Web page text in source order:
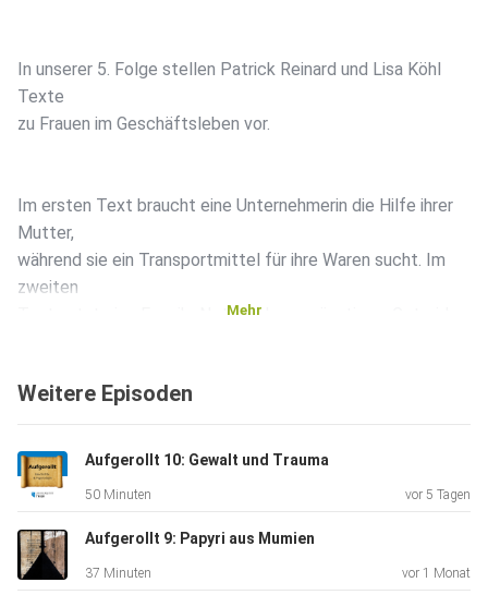
In unserer 5. Folge stellen Patrick Reinard und Lisa Köhl
Texte
zu Frauen im Geschäftsleben vor.
Im ersten Text braucht eine Unternehmerin die Hilfe ihrer
Mutter,
während sie ein Transportmittel für ihre Waren sucht. Im
zweiten
Text nutzt eine Frau ihr Netzwerk, um günstig an Getreide
#Antike #Ägypten #Papyrologie #Frauen #Geschichte
Feedback gerne an aufgerollt@uni-trier.de oder bei
Instagram:
Mehr
Weitere Episoden
Aufgerollt 10: Gewalt und Trauma
50 Minuten vor 5 Tagen
Aufgerollt 9: Papyri aus Mumien
37 Minuten vor 1 Monat